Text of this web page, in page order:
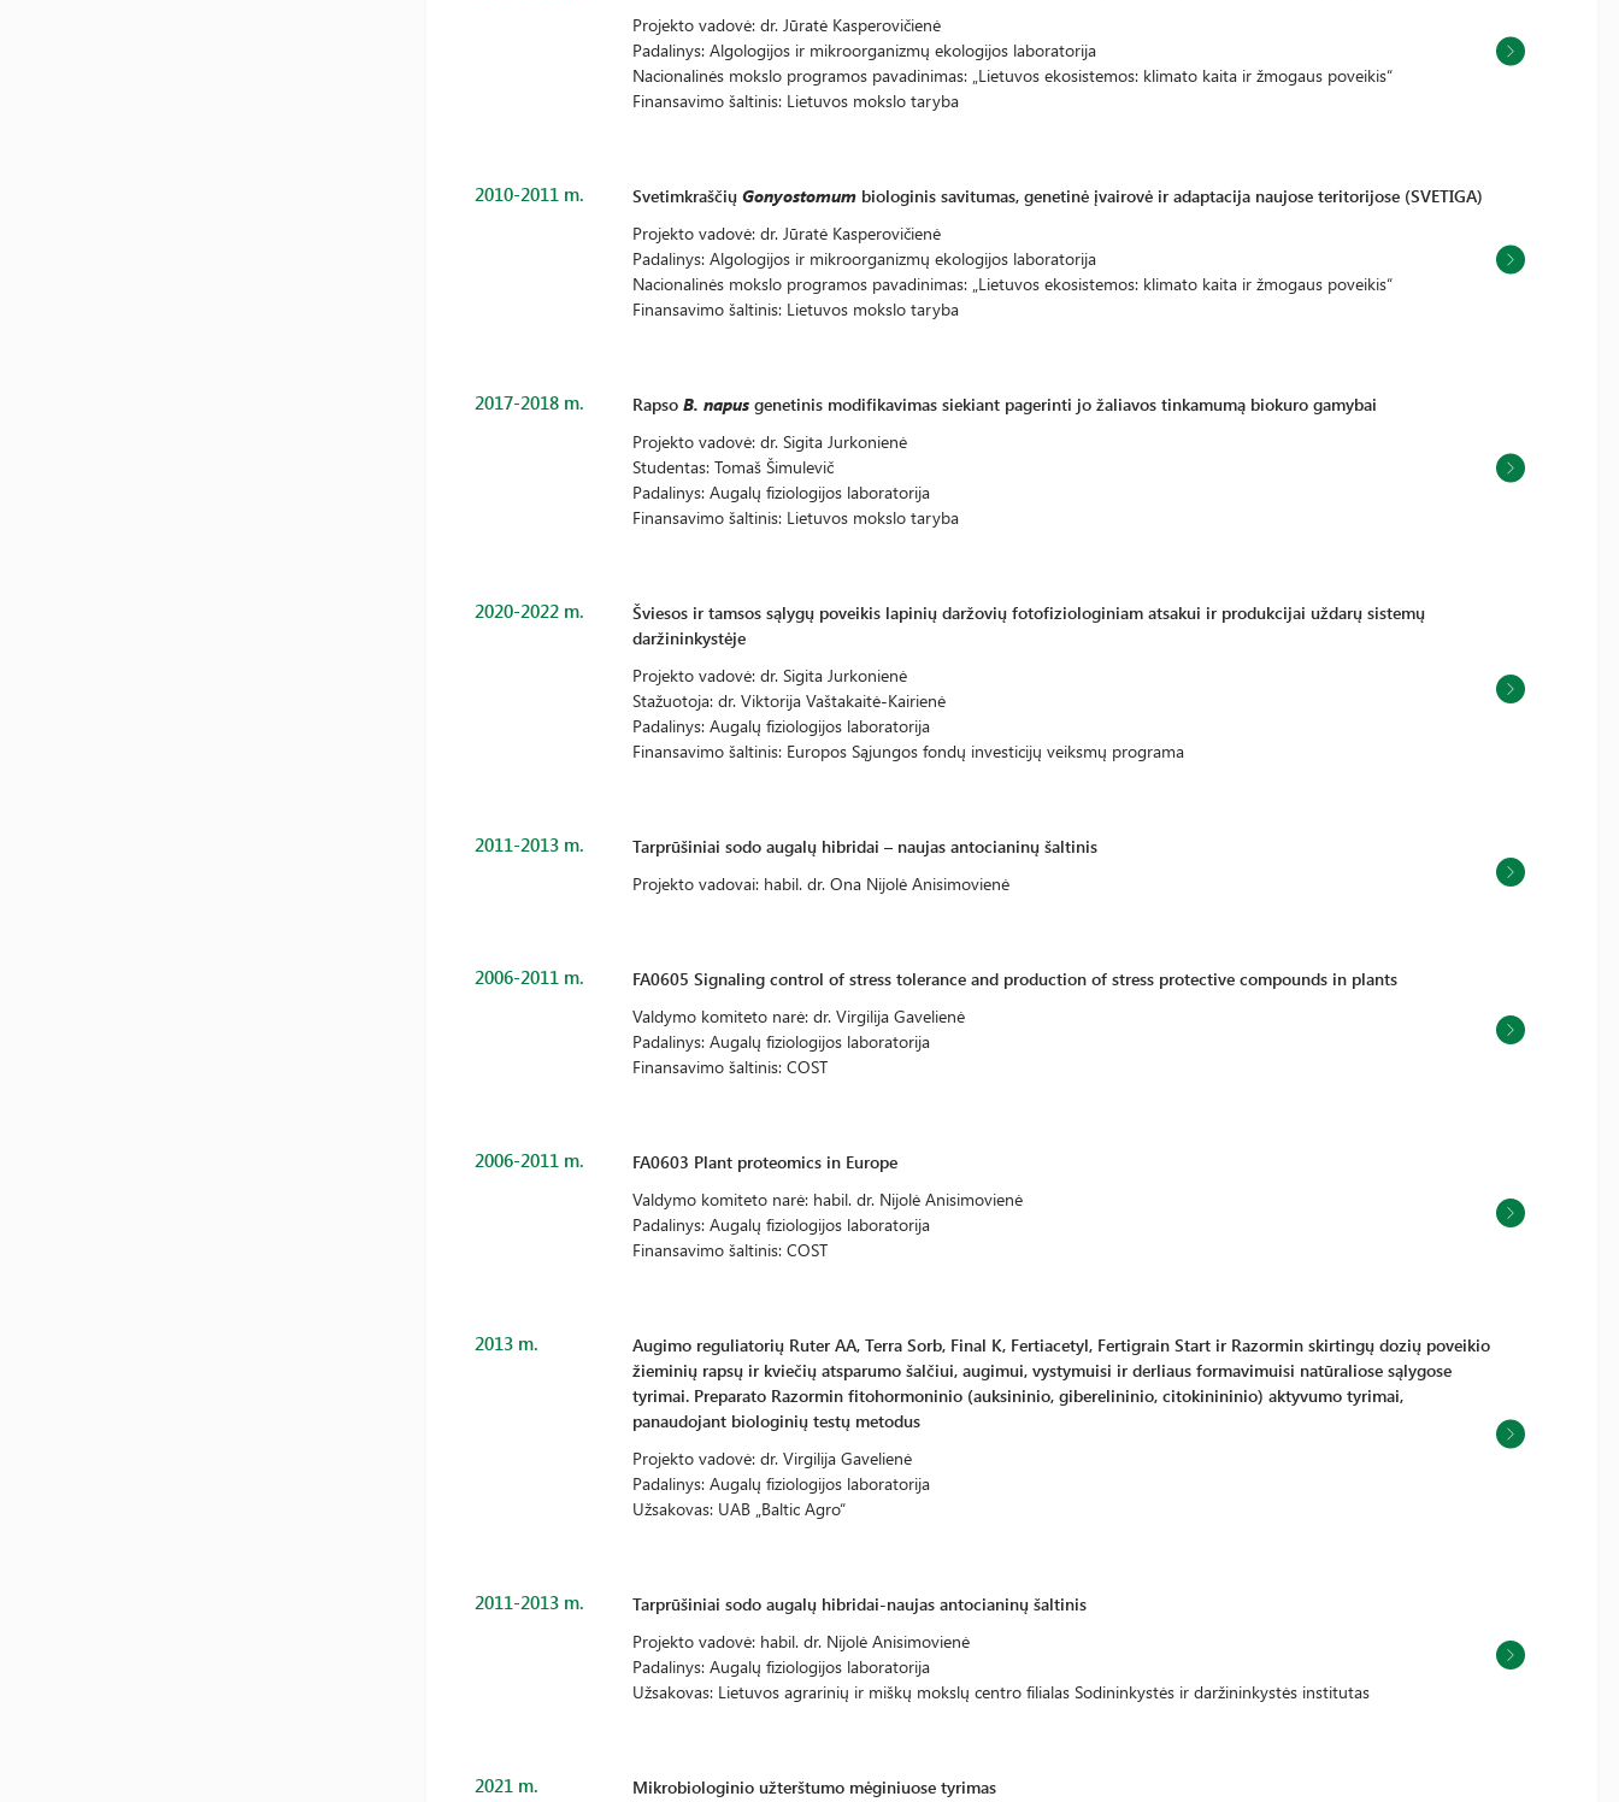
Projekto vadovė: dr. Jūratė Kasperovičienė
Padalinys: Algologijos ir mikroorganizmų ekologijos laboratorija
Nacionalinės mokslo programos pavadinimas: „Lietuvos ekosistemos: klimato kaita ir žmogaus poveikis“
Finansavimo šaltinis: Lietuvos mokslo taryba
2010-2011 m. Svetimkraščių Gonyostomumbiologinis savitumas, genetinė įvairovė ir adaptacija naujose teritorijose (SVETIGA)
Projekto vadovė: dr. Jūratė Kasperovičienė
Padalinys: Algologijos ir mikroorganizmų ekologijos laboratorija
Nacionalinės mokslo programos pavadinimas: „Lietuvos ekosistemos: klimato kaita ir žmogaus poveikis“
Finansavimo šaltinis: Lietuvos mokslo taryba
2017-2018 m. Rapso B. napusgenetinis modifikavimas siekiant pagerinti jo žaliavos tinkamumą biokuro gamybai
Projekto vadovė: dr. Sigita Jurkonienė
Studentas: Tomaš Šimulevič
Padalinys: Augalų fiziologijos laboratorija
Finansavimo šaltinis: Lietuvos mokslo taryba
2020-2022 m.
Šviesos ir tamsos sąlygų poveikis lapinių daržovių fotofiziologiniam atsakui ir produkcijai uždarų sistemų
daržininkystėje
Projekto vadovė: dr. Sigita Jurkonienė
Stažuotoja: dr. Viktorija Vaštakaitė-Kairienė
Padalinys: Augalų fiziologijos laboratorija
Finansavimo šaltinis: Europos Sąjungos fondų investicijų veiksmų programa
2011-2013 m.
Tarprūšiniai sodo augalų hibridai – naujas antocianinų šaltinis
Projekto vadovai: habil. dr. Ona Nijolė Anisimovienė
2006-2011 m.
FA0605 Signaling control of stress tolerance and production of stress protective compounds in plants
Valdymo komiteto narė: dr. Virgilija Gavelienė
Padalinys: Augalų fiziologijos laboratorija
Finansavimo šaltinis: COST
2006-2011 m.
FA0603 Plant proteomics in Europe
Valdymo komiteto narė: habil. dr. Nijolė Anisimovienė
Padalinys: Augalų fiziologijos laboratorija
Finansavimo šaltinis: COST
2013 m.
Augimo reguliatorių Ruter AA, Terra Sorb, Final K, Fertiacetyl, Fertigrain Start ir Razormin skirtingų dozių poveikio
žieminių rapsų ir kviečių atsparumo šalčiui, augimui, vystymuisi ir derliaus formavimuisi natūraliose sąlygose
tyrimai. Preparato Razormin fitohormoninio (auksininio, giberelininio, citokinininio) aktyvumo tyrimai,
panaudojant biologinių testų metodus
Projekto vadovė: dr. Virgilija Gavelienė
Padalinys: Augalų fiziologijos laboratorija
Užsakovas: UAB „Baltic Agro“
2011-2013 m.
Tarprūšiniai sodo augalų hibridai-naujas antocianinų šaltinis
Projekto vadovė: habil. dr. Nijolė Anisimovienė
Padalinys: Augalų fiziologijos laboratorija
Užsakovas: Lietuvos agrarinių ir miškų mokslų centro filialas Sodininkystės ir daržininkystės institutas
2021 m. Mikrobiologinio užterštumo mėginiuose tyrimas